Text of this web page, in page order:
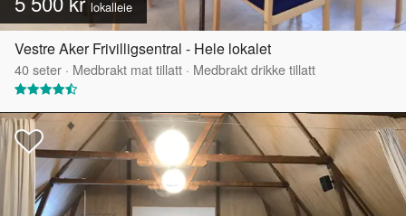
lokalleie
Vestre Aker Frivilligsentral - Hele lokalet
40seter · Medbrakt mat tillatt · Medbrakt drikke tillatt